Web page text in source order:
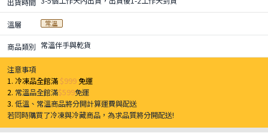
溫層 常溫
商品類別 常溫伴手與乾貨
注意事項
1. 冷凍品全館滿 $999免運
2. 常溫品全館滿$599免運
3.低溫、常溫商品將分開計算運費與配送
若同時購買了冷凍與冷藏商品，為求品質將分開配送!